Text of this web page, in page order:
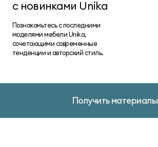
с новинками Unika
Познакомьтесь с последними
моделями мебели Unika,
сочетающими современные
тенденции и авторский стиль.
Получить материалы